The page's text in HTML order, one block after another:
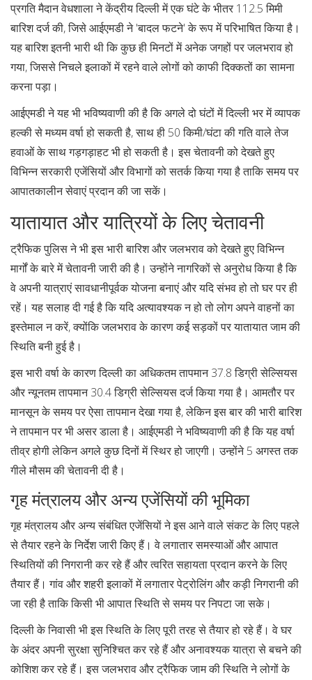
प्रगति मैदान वेधशाला ने केंद्रीय दिल्ली में एक घंटे के भीतर 112.5 मिमी
बारिश दर्ज की, जिसे आईएमडी ने 'बादल फटने' के रूप में परिभाषित किया है।
यह बारिश इतनी भारी थी कि कुछ ही मिनटों में अनेक जगहों पर जलभराव हो
गया, जिससे निचले इलाकों में रहने वाले लोगों को काफी दिक्कतों का सामना
करना पड़ा।
आईएमडी ने यह भी भविष्यवाणी की है कि अगले दो घंटों में दिल्ली भर में व्यापक
हल्की से मध्यम वर्षा हो सकती है, साथ ही 50 किमी/घंटा की गति वाले तेज
हवाओं के साथ गड़गड़ाहट भी हो सकती है। इस चेतावनी को देखते हुए
विभिन्न सरकारी एजेंसियों और विभागों को सतर्क किया गया है ताकि समय पर
आपातकालीन सेवाएं प्रदान की जा सकें।
यातायात और यात्रियों के लिए चेतावनी
ट्रैफिक पुलिस ने भी इस भारी बारिश और जलभराव को देखते हुए विभिन्न
मार्गों के बारे में चेतावनी जारी की है। उन्होंने नागरिकों से अनुरोध किया है कि
वे अपनी यात्राएं सावधानीपूर्वक योजना बनाएं और यदि संभव हो तो घर पर ही
रहें। यह सलाह दी गई है कि यदि अत्यावश्यक न हो तो लोग अपने वाहनों का
इस्तेमाल न करें, क्योंकि जलभराव के कारण कई सड़कों पर यातायात जाम की
स्थिति बनी हुई है।
इस भारी वर्षा के कारण दिल्ली का अधिकतम तापमान 37.8 डिग्री सेल्सियस
और न्यूनतम तापमान 30.4 डिग्री सेल्सियस दर्ज किया गया है। आमतौर पर
मानसून के समय पर ऐसा तापमान देखा गया है, लेकिन इस बार की भारी बारिश
ने तापमान पर भी असर डाला है। आईएमडी ने भविष्यवाणी की है कि यह वर्षा
तीव्र होगी लेकिन अगले कुछ दिनों में स्थिर हो जाएगी। उन्होंने 5 अगस्त तक
गीले मौसम की चेतावनी दी है।
गृह मंत्रालय और अन्य एजेंसियों की भूमिका
गृह मंत्रालय और अन्य संबंधित एजेंसियों ने इस आने वाले संकट के लिए पहले
से तैयार रहने के निर्देश जारी किए हैं। वे लगातार समस्याओं और आपात
स्थितियों की निगरानी कर रहे हैं और त्वरित सहायता प्रदान करने के लिए
तैयार हैं। गांव और शहरी इलाकों में लगातार पेट्रोलिंग और कड़ी निगरानी की
जा रही है ताकि किसी भी आपात स्थिति से समय पर निपटा जा सके।
दिल्ली के निवासी भी इस स्थिति के लिए पूरी तरह से तैयार हो रहे हैं। वे घर
के अंदर अपनी सुरक्षा सुनिश्चित कर रहे हैं और अनावश्यक यात्रा से बचने की
कोशिश कर रहे हैं। इस जलभराव और ट्रैफिक जाम की स्थिति ने लोगों के